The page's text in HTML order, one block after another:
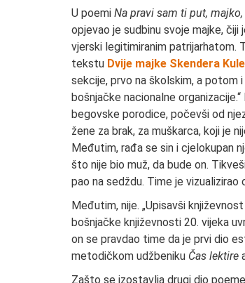
U poemi Na pravi sam ti put,
opjevao je sudbinu svoje majke,
vjerski legitimiranim patrijarhatom.
tekstu Dvije majke Skendera
sekcije, prvo na školskim, a potom
bošnjačke nacionalne
begovske porodice, počevši od
žene za brak, za muškarca, koji je
Međutim, rađa se sin i cjelokupan
što nije bio muž, da bude on.
pao na sedždu. Time je
Međutim, nije. „Upisavši
bošnjačke književnosti 20. vijeka
on se pravdao time da je prvi dio
metodičkom udžbeniku Čas lektire
Zašto se izostavlja drugi dio